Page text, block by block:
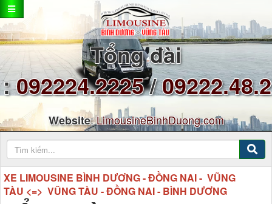
Tổng đài
:092224.2225/
Website:LimousineBinhDuong.com
XE LIMOUSINE BÌNH DƯƠNG - ĐỒNG NAI - VŨNG
TÀU <=> VŨNG TÀU - ĐỒNG NAI - BÌNH DƯƠNG